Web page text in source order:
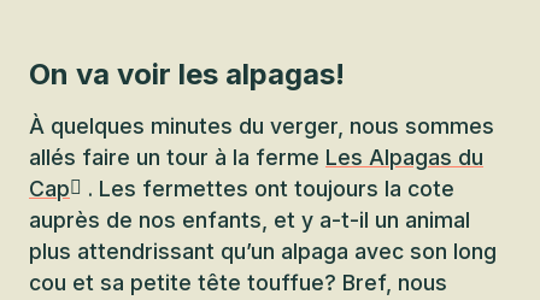
On va voir les alpagas!
À quelques minutes du verger, nous sommes
allés faire un tour à la ferme Les Alpagas du
Cap
. Les fermettes ont toujours la cote
auprès de nos enfants, et y a-t-il un animal
plus attendrissant qu’un alpaga avec son long
cou et sa petite tête touffue? Bref, nous